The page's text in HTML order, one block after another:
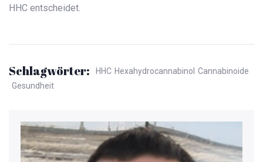
HHC entscheidet.
Schlagwörter: HHC Hexahydrocannabinol Cannabinoide
Gesundheit